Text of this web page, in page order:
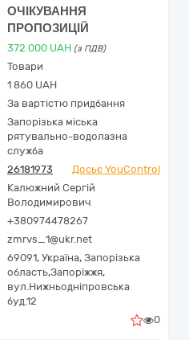
ОЧІКУВАННЯ
ПРОПОЗИЦІЙ
372 000 UAH (з ПДВ)
Товари
1 860 UAH
За вартістю придбання
Запорізька міська
рятувально-водолазна
служба
26181973 Досьє YouControl
Калюжний Сергій
Володимирович
+380974478267
zmrvs_1@ukr.net
69091, Україна, Запорізька
область,Запоріжжя,
вул.Нижньодніпровська
буд.12
0